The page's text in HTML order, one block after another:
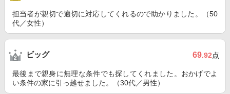
担当者が親切で適切に対応してくれるので助かりました。（50
代／女性）
ビッグ 69.92点
最後まで親身に無理な条件でも探してくれました。おかげでよ
い条件の家に引っ越せました。（30代／男性）